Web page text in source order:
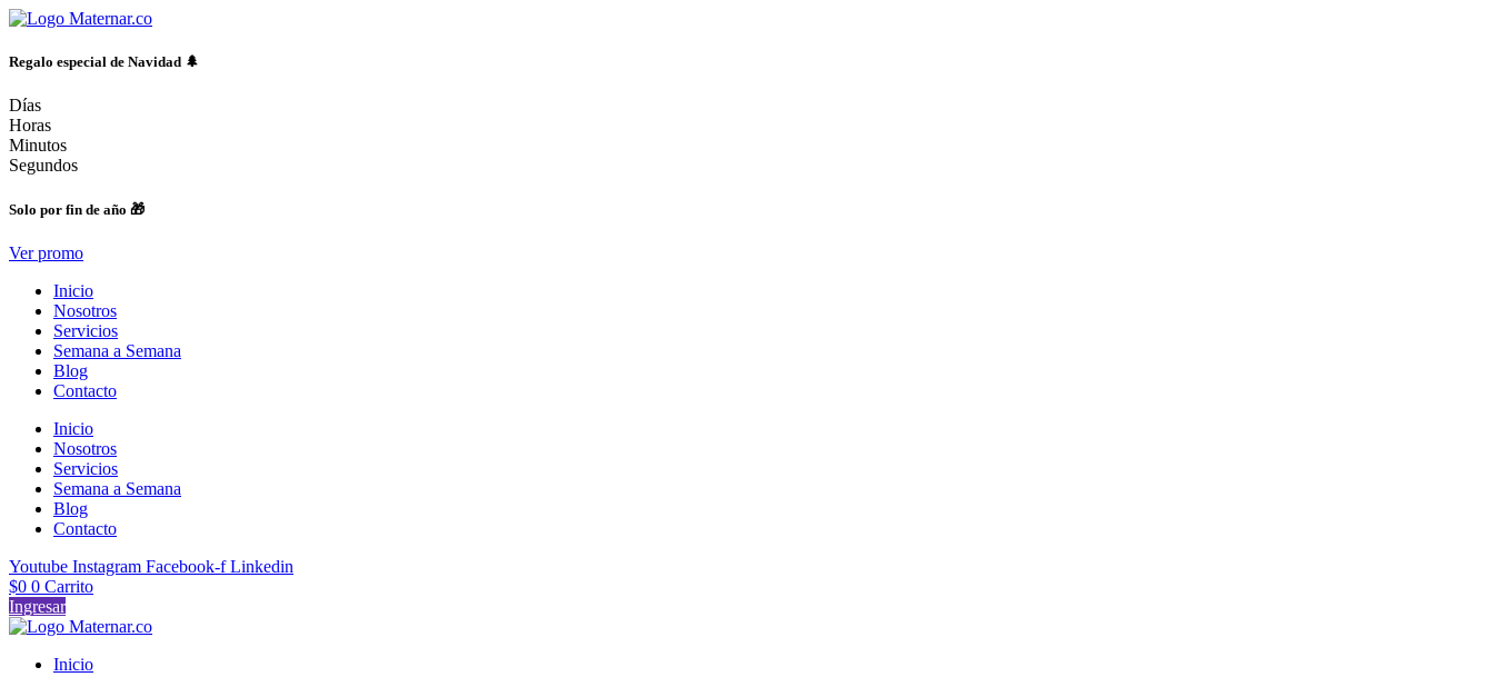
Ir
contenido
Regalo especial de Navidad 🌲
Días
Horas
Minutos
Segundos
Solo por fin de año 🎁
Ver promo
Inicio
Nosotros
Servicios
Semana a Semana
Blog
Contacto
Inicio
Nosotros
Servicios
Semana a Semana
Blog
Contacto
Youtube Instagram Facebook-f Linkedin
$0 0 Carrito
Ingresar
Inicio